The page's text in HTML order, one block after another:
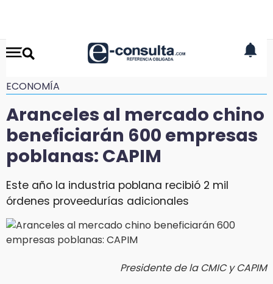
ECONOMÍA
Aranceles al mercado chino
beneficiarán 600 empresas
poblanas: CAPIM
Este año la industria poblana recibió 2 mil
órdenes proveedurías adicionales
Presidente de la CMIC y CAPIM